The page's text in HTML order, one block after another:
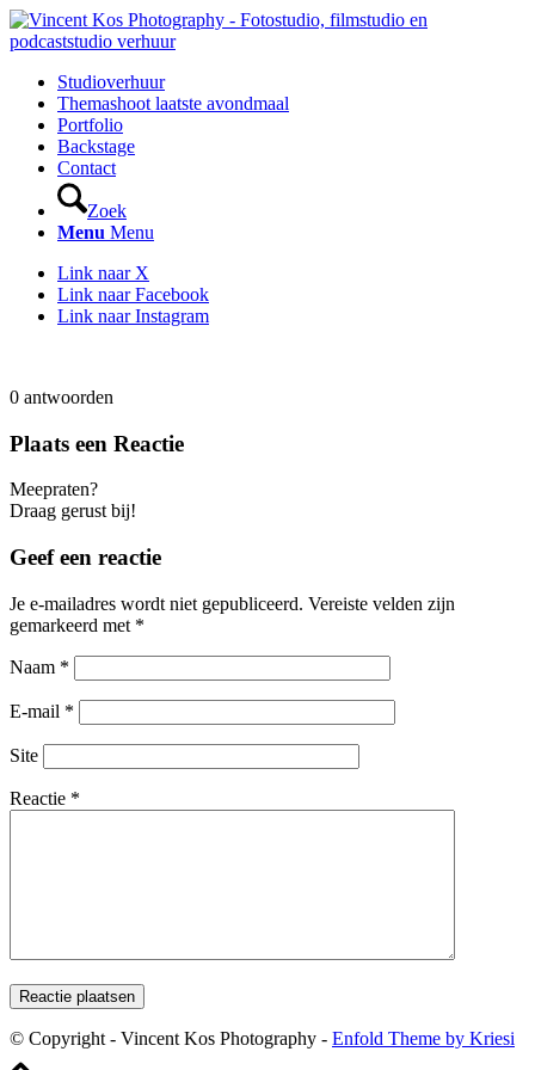
Studioverhuur
Themashoot laatste avondmaal
Portfolio
Backstage
Contact
Zoek
Menu Menu
Link naar X
Link naar Facebook
Link naar Instagram
0 antwoorden
Plaats een Reactie
Meepraten?
Draag gerust bij!
Geef een reactie
Je e-mailadres wordt niet gepubliceerd. Vereiste velden zijn
gemarkeerd met *
Naam *
E-mail *
Site
Reactie *
© Copyright - Vincent Kos Photography - Enfold Theme by Kriesi